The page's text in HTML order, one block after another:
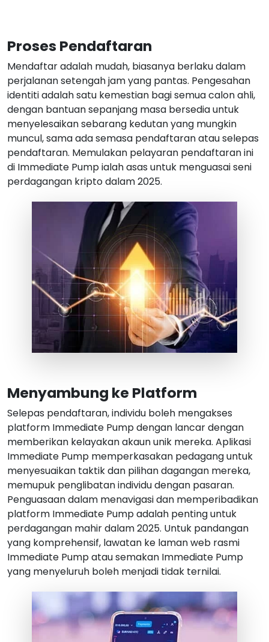
Proses Pendaftaran
Mendaftar adalah mudah, biasanya berlaku dalam
perjalanan setengah jam yang pantas. Pengesahan
identiti adalah satu kemestian bagi semua calon ahli,
dengan bantuan sepanjang masa bersedia untuk
menyelesaikan sebarang kedutan yang mungkin
muncul, sama ada semasa pendaftaran atau selepas
pendaftaran. Memulakan pelayaran pendaftaran ini
di Immediate Pump ialah asas untuk menguasai seni
perdagangan kripto dalam 2025.
Menyambung ke Platform
Selepas pendaftaran, individu boleh mengakses
platform Immediate Pump dengan lancar dengan
memberikan kelayakan akaun unik mereka. Aplikasi
Immediate Pump memperkasakan pedagang untuk
menyesuaikan taktik dan pilihan dagangan mereka,
memupuk penglibatan individu dengan pasaran.
Penguasaan dalam menavigasi dan memperibadikan
platform Immediate Pump adalah penting untuk
perdagangan mahir dalam 2025. Untuk pandangan
yang komprehensif, lawatan ke laman web rasmi
Immediate Pump atau semakan Immediate Pump
yang menyeluruh boleh menjadi tidak ternilai.